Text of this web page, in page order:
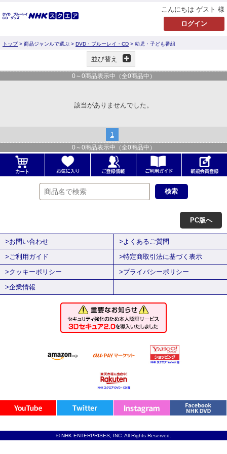
こんにちは ゲスト 様
トップ> 商品ジャンルで選ぶ > DVD・ブルーレイ・CD > 幼児・子ども番組
並び替え
0 ～ 0商品表示中（全0商品中）
該当がありませんでした。
1
0 ～ 0商品表示中（全0商品中）
PC版へ
>お問い合わせ
>よくあるご質問
>ご利用ガイド
>特定商取引法に基づく表示
>クッキーポリシー
>プライバシーポリシー
>企業情報
© NHK ENTERPRISES, INC. All Rights Reserved.